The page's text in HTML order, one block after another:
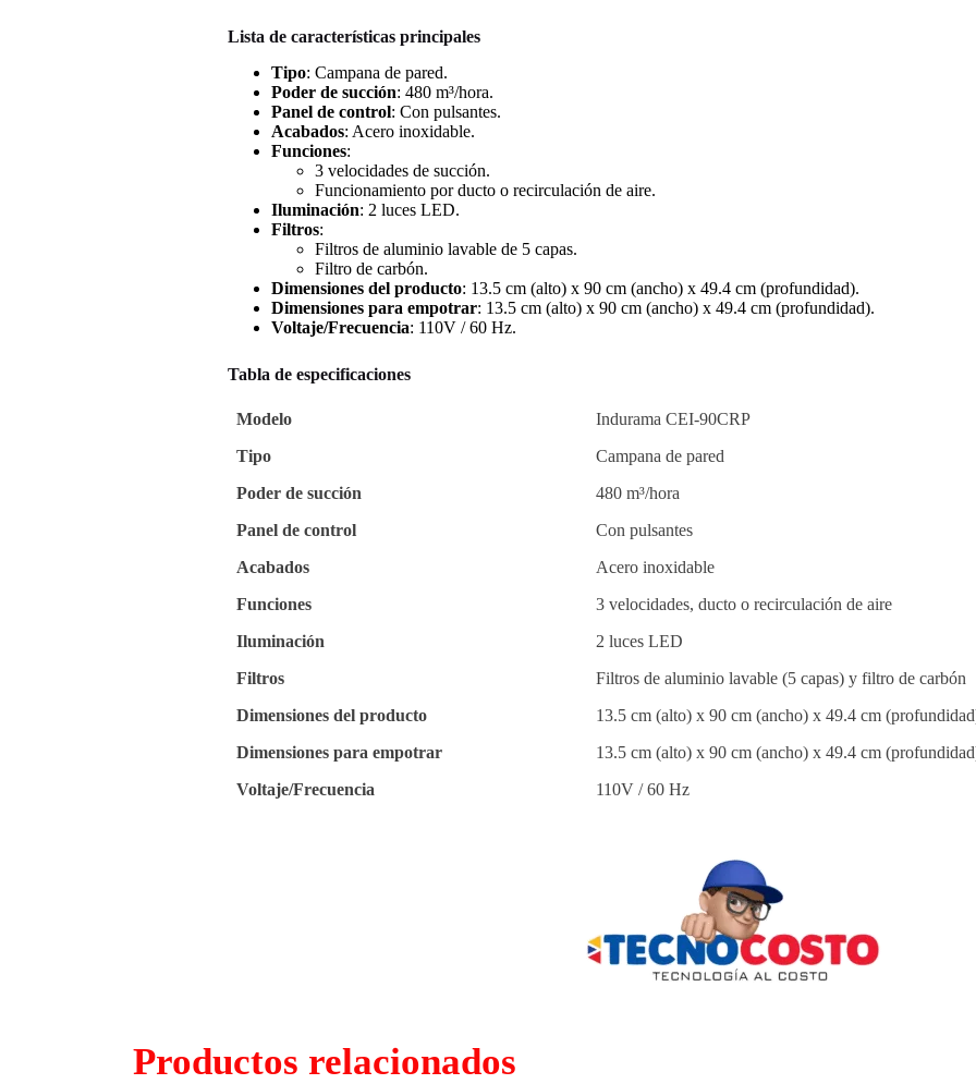
Lista de características principales
Tipo: Campana de pared.
Poder de succión: 480 m³/hora.
Panel de control: Con pulsantes.
Acabados: Acero inoxidable.
Funciones:
3 velocidades de succión.
Funcionamiento por ducto o recirculación de aire.
Iluminación: 2 luces LED.
Filtros:
Filtros de aluminio lavable de 5 capas.
Filtro de carbón.
Dimensiones del producto: 13.5 cm (alto) x 90 cm (ancho) x 49.4 cm (profundidad).
Dimensiones para empotrar: 13.5 cm (alto) x 90 cm (ancho) x 49.4 cm (profundidad).
Voltaje/Frecuencia: 110V / 60 Hz.
Tabla de especificaciones
Modelo
Indurama CEI-90CRP
Tipo
Campana de pared
Poder de succión
480 m³/hora
Panel de control
Con pulsantes
Acabados
Acero inoxidable
Funciones
3 velocidades, ducto o recirculación de aire
Iluminación
2 luces LED
Filtros
Filtros de aluminio lavable (5 capas) y filtro de carbón
Dimensiones del producto
13.5 cm (alto) x 90 cm (ancho) x 49.4 cm
Dimensiones para empotrar
13.5 cm (alto) x 90 cm (ancho) x 49.4 cm
Voltaje/Frecuencia
110V / 60 Hz
Productos relacionados